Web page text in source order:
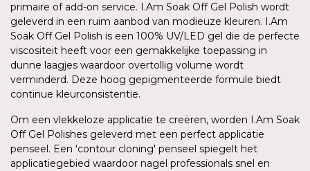
primaire of add-on service. I.Am Soak Off Gel Polish wordt
geleverd in een ruim aanbod van modieuze kleuren. I.Am
Soak Off Gel Polish is een 100% UV/LED gel die de perfecte
viscositeit heeft voor een gemakkelijke toepassing in
dunne laagjes waardoor overtollig volume wordt
verminderd. Deze hoog gepigmenteerde formule biedt
continue kleurconsistentie.
Om een vlekkeloze applicatie te creëren, worden I.Am Soak
Off Gel Polishes geleverd met een perfect applicatie
penseel. Een 'contour cloning' penseel spiegelt het
applicatiegebied waardoor nagel professionals snel en